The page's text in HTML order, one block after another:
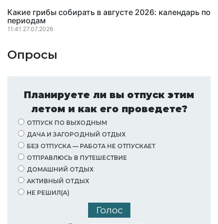
Какие грибы собирать в августе 2026: календарь по
периодам
11:41 27.07.2026
Опросы
Планируете ли вы отпуск этим
летом и как его проведете?
ОТПУСК ПО ВЫХОДНЫМ
ДАЧА И ЗАГОРОДНЫЙ ОТДЫХ
БЕЗ ОТПУСКА — РАБОТА НЕ ОТПУСКАЕТ
ОТПРАВЛЮСЬ В ПУТЕШЕСТВИЕ
ДОМАШНИЙ ОТДЫХ
АКТИВНЫЙ ОТДЫХ
НЕ РЕШИЛ(А)